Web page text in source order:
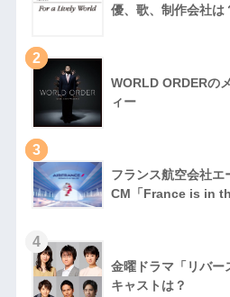
優、歌、制作会社は
2
WORLD ORDERの
ィー
3
フランス航空会社エ
CM「France is in
4
金曜ドラマ「リバー
キャストは？